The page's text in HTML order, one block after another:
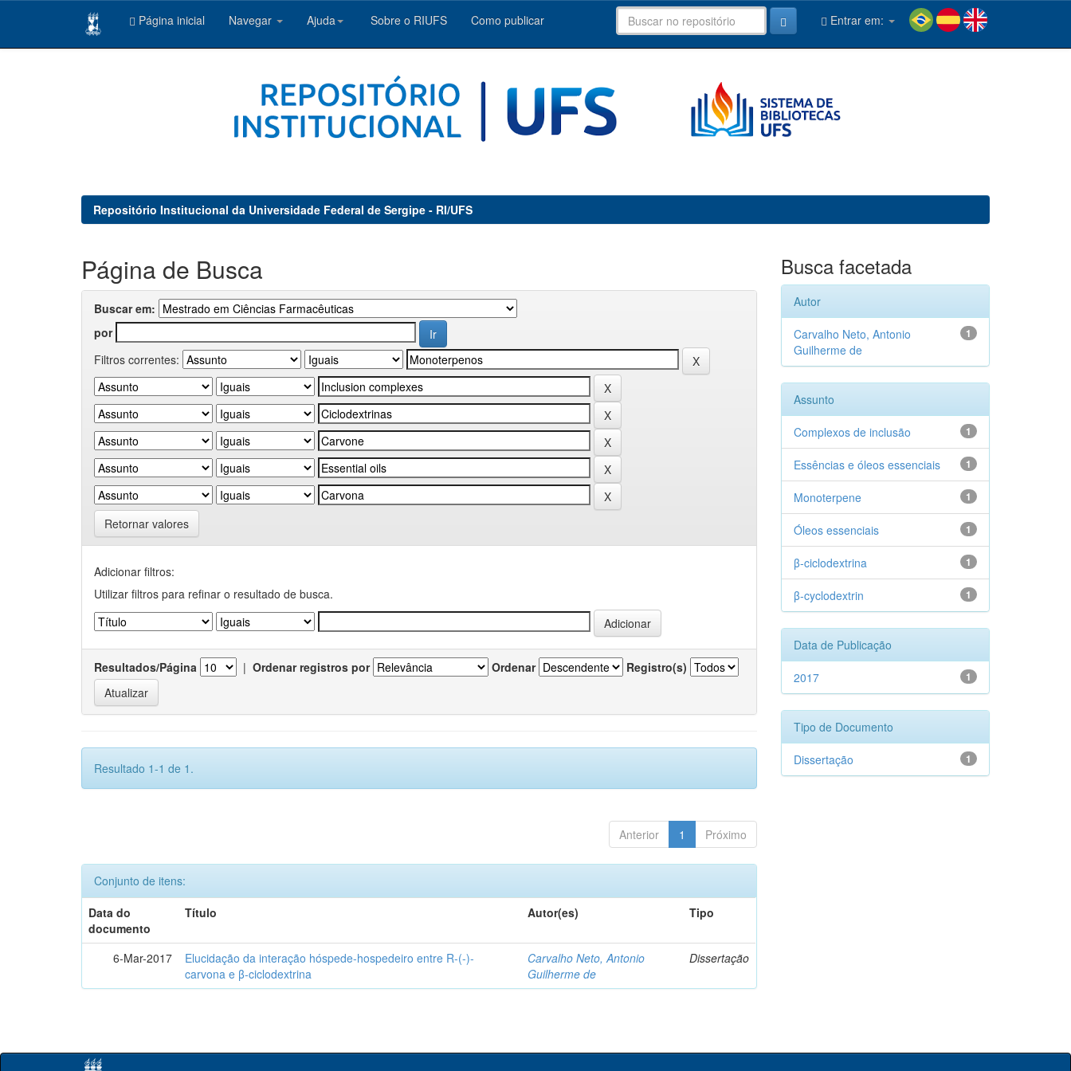
Página inicial Navegar Ajuda Sobre o RIUFS Como publicar Entrar em:
Repositório Institucional da Universidade Federal de Sergipe - RI/UFS
Página de Busca
Buscar em:
por
Filtros correntes:
Retornar valores
Adicionar filtros:
Utilizar filtros para refinar o resultado de busca.
Resultados/Página | Ordenar registros por Ordenar Registro(s)
Resultado 1-1 de 1.
Anterior 1 Próximo
Conjunto de itens:
Data do
documento
Título Autor(es) Tipo
6-Mar-2017
Elucidação da interação hóspede-hospedeiro entre R-(-)-
carvona e β-ciclodextrina
Carvalho Neto, Antonio
Guilherme de
Dissertação
Busca facetada
Autor
1
Carvalho Neto, Antonio
Guilherme de
Assunto
1
Complexos de inclusão
1
Essências e óleos essenciais
1
Monoterpene
1
Óleos essenciais
1
β-ciclodextrina
1
β-cyclodextrin
Data de Publicação
1
2017
Tipo de Documento
1
Dissertação